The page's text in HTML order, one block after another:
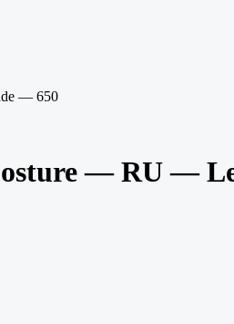
— 650
— RU —